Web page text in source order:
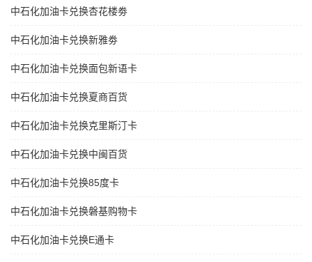
中石化加油卡兑换杏花楼劵
中石化加油卡兑换新雅劵
中石化加油卡兑换面包新语卡
中石化加油卡兑换夏商百货
中石化加油卡兑换克里斯汀卡
中石化加油卡兑换中闽百货
中石化加油卡兑换85度卡
中石化加油卡兑换磐基购物卡
中石化加油卡兑换E通卡